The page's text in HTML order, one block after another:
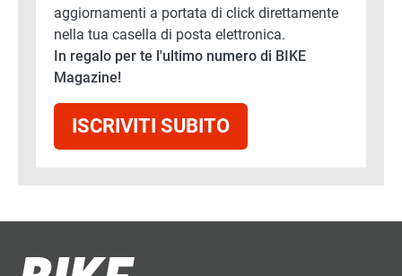
aggiornamenti a portata di click direttamente
nella tua casella di posta elettronica.
In regalo per te l'ultimo numero di BIKE
Magazine!
ISCRIVITI SUBITO